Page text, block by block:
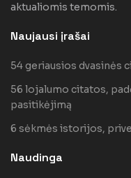
aktualiomis temomis.
Naujausi įrašai
54 geriausios dvasinės
56 lojalumo citatos,
pasitikėjimą
6 sėkmės istorijos,
Naudinga